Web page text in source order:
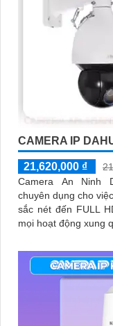
CAMERA IP
21,620,000 ₫
Camera An Ninh
chuyên dụng cho việc giám sát
sắc nét đến FULL
mọi hoạt động xung